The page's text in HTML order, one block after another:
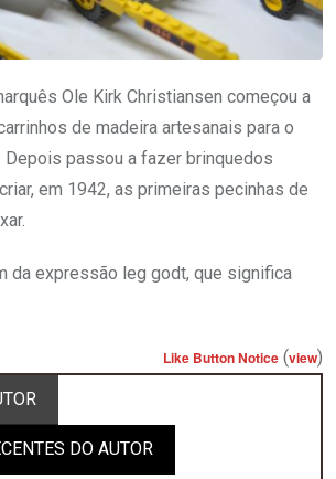
Ole Kirk Christiansen começou a
de madeira artesanais para o
Depois passou a fazer brinquedos
em 1942, as primeiras pecinhas de
da expressão leg godt, que significa
Like Button Notice (view)
DO AUTOR